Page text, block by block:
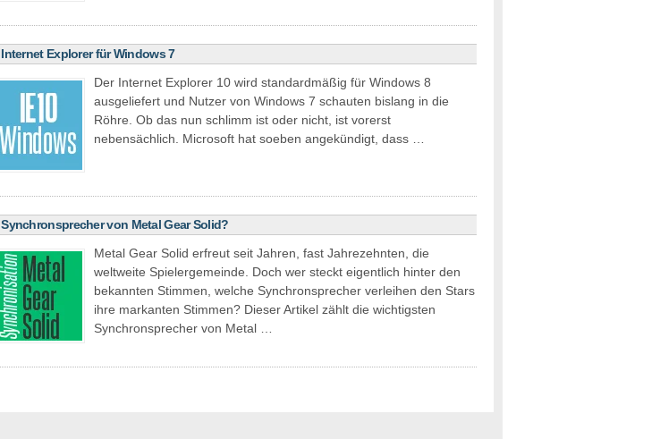
Internet Explorer für Windows 7
Der Internet Explorer 10 wird standardmäßig für Windows 8
ausgeliefert und Nutzer von Windows 7 schauten bislang in die
Röhre. Ob das nun schlimm ist oder nicht, ist vorerst
nebensächlich. Microsoft hat soeben angekündigt, dass …
Synchronsprecher von Metal Gear Solid?
Metal Gear Solid erfreut seit Jahren, fast Jahrezehnten, die
weltweite Spielergemeinde. Doch wer steckt eigentlich hinter den
bekannten Stimmen, welche Synchronsprecher verleihen den Stars
ihre markanten Stimmen? Dieser Artikel zählt die wichtigsten
Synchronsprecher von Metal …